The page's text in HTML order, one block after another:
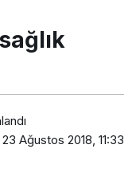
23 Ağustos 2018, 11:33